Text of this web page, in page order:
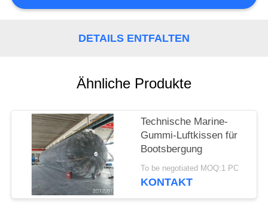
DETAILS ENTFALTEN
Ähnliche Produkte
Technische Marine-
Gummi-Luftkissen für
Bootsbergung
To be negotiated MOQ:1 PC
KONTAKT